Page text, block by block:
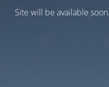
Site will be available